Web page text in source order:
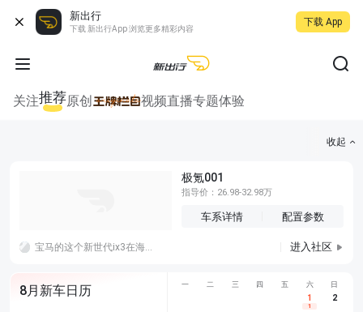
新出行
下载 新出行App 浏览更多精彩内容
下载 App
关注推荐原创 视频直播专题体验
收起
极氪001
指导价：26.98-32.98万
车系详情 配置参数
宝马的这个新世代ix3在海外已经有十万订单了，国内目前是盲订阶段，据了解小订的人还不少，月底正式上市看怎么样。 进入社区
8月新车日历 一 二 三 四 五 六 日
1
1
2